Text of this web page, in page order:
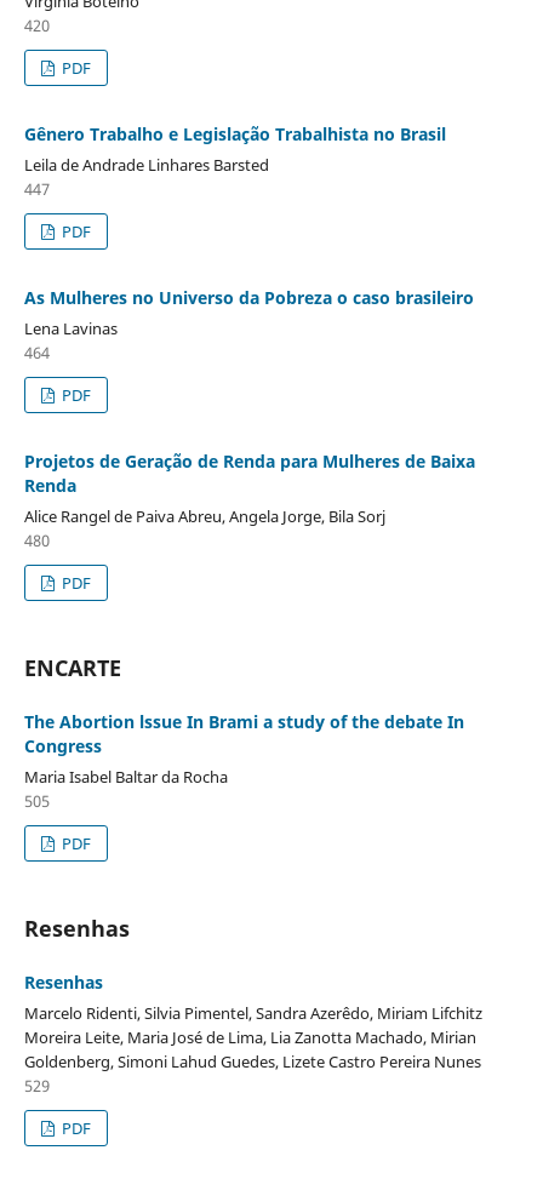
420
PDF
Gênero Trabalho e Legislação Trabalhista no Brasil
Leila de Andrade Linhares Barsted
447
PDF
As Mulheres no Universo da Pobreza o caso brasileiro
Lena Lavinas
464
PDF
Projetos de Geração de Renda para Mulheres de Baixa
Renda
Alice Rangel de Paiva Abreu, Angela Jorge, Bila Sorj
480
PDF
ENCARTE
The Abortion lssue In Brami a study of the debate In
Congress
Maria Isabel Baltar da Rocha
505
PDF
Resenhas
Resenhas
Marcelo Ridenti, Silvia Pimentel, Sandra Azerêdo, Miriam Lifchitz
Moreira Leite, Maria José de Lima, Lia Zanotta Machado, Mirian
Goldenberg, Simoni Lahud Guedes, Lizete Castro Pereira Nunes
529
PDF